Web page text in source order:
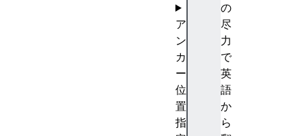
の
尽
力
で
英
語
か
ら
ア
ン
カ
ー
位
置
指